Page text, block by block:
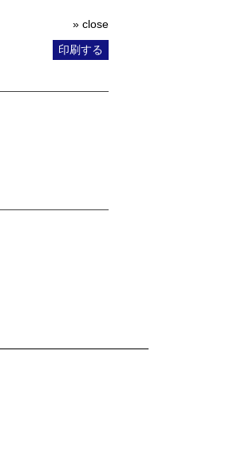
» close
印刷する